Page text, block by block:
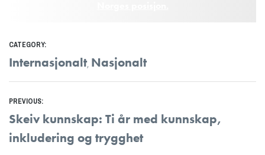
CATEGORY:
Internasjonalt, Nasjonalt
Innleggsnavigasjon
PREVIOUS:
Previous
post:
Skeiv kunnskap: Ti år med kunnskap,
inkludering og trygghet